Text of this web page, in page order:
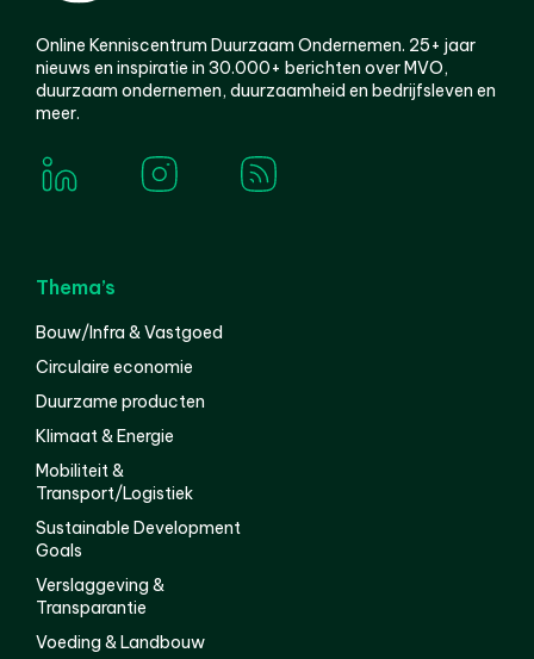
Online Kenniscentrum Duurzaam Ondernemen. 25+ jaar
nieuws en inspiratie in 30.000+ berichten over MVO,
duurzaam ondernemen, duurzaamheid en bedrijfsleven en
meer.
Thema’s
Bouw/Infra & Vastgoed
Circulaire economie
Duurzame producten
Klimaat & Energie
Mobiliteit &
Transport/Logistiek
Sustainable Development
Goals
Verslaggeving &
Transparantie
Voeding & Landbouw